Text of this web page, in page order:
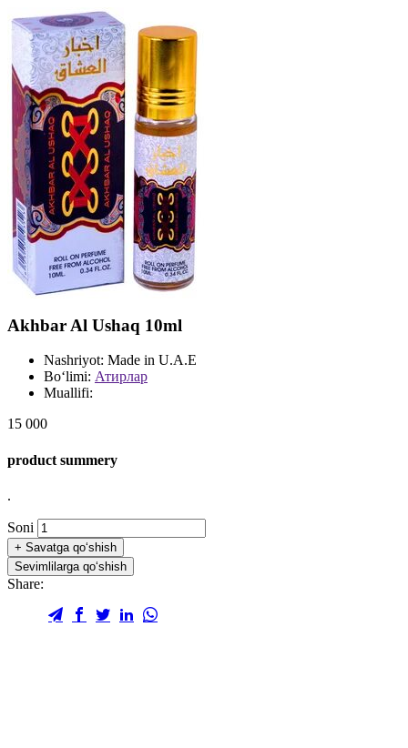
Akhbar Al Ushaq 10ml
Nashriyot: Made in U.A.E
Bo‘limi: Атирлар
Muallifi:
15 000
product summery
.
Soni
+ Savatga qo‘shish
Sevimlilarga qo‘shish
Share: